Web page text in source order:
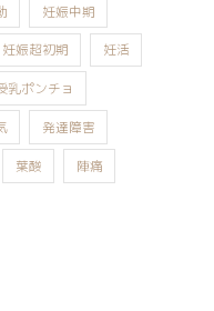
妊娠中期
妊娠超初期 妊活
乳ポンチョ
発達障害
葉酸 陣痛